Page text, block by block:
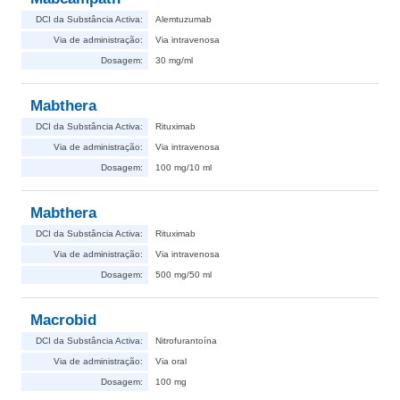
DCI da Substância Activa: Alemtuzumab
Via de administração: Via intravenosa
Dosagem: 30 mg/ml
Mabthera
DCI da Substância Activa: Rituximab
Via de administração: Via intravenosa
Dosagem: 100 mg/10 ml
Mabthera
DCI da Substância Activa: Rituximab
Via de administração: Via intravenosa
Dosagem: 500 mg/50 ml
Macrobid
DCI da Substância Activa: Nitrofurantoína
Via de administração: Via oral
Dosagem: 100 mg